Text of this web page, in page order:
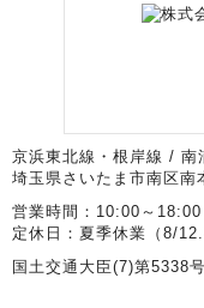
京浜東北線・根岸線 / 南
埼玉県さいたま市南区
営業時間：10:00～18:00
定休日：夏季休業（8/
国土交通大臣(7)第5338号